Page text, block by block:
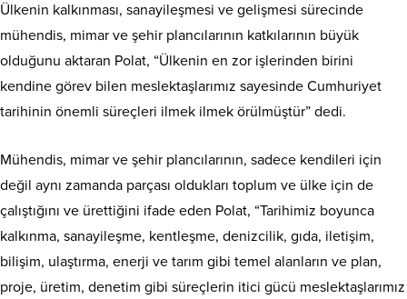
Ülkenin kalkınması, sanayileşmesi ve gelişmesi sürecinde
mühendis, mimar ve şehir plancılarının katkılarının büyük
olduğunu aktaran Polat, “Ülkenin en zor işlerinden birini
kendine görev bilen meslektaşlarımız sayesinde Cumhuriyet
tarihinin önemli süreçleri ilmek ilmek örülmüştür” dedi.
Mühendis, mimar ve şehir plancılarının, sadece kendileri için
değil aynı zamanda parçası oldukları toplum ve ülke için de
çalıştığını ve ürettiğini ifade eden Polat, “Tarihimiz boyunca
kalkınma, sanayileşme, kentleşme, denizcilik, gıda, iletişim,
bilişim, ulaştırma, enerji ve tarım gibi temel alanların ve plan,
proje, üretim, denetim gibi süreçlerin itici gücü meslektaşlarımız